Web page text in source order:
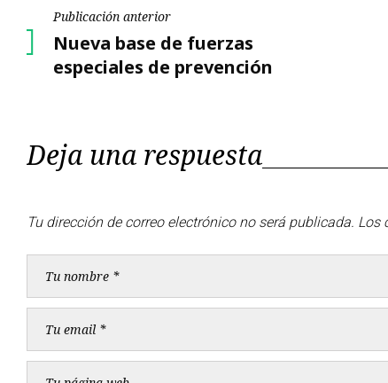
Navegación
de
Publicación anterior
Publicación
anterior
Nueva base de fuerzas
especiales de prevención
Deja una respuesta
Tu dirección de correo electrónico no será publicada. Los